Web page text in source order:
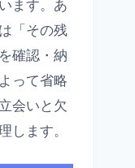
ます。あ
「その残
確認・納
って省略
会いと欠
します。